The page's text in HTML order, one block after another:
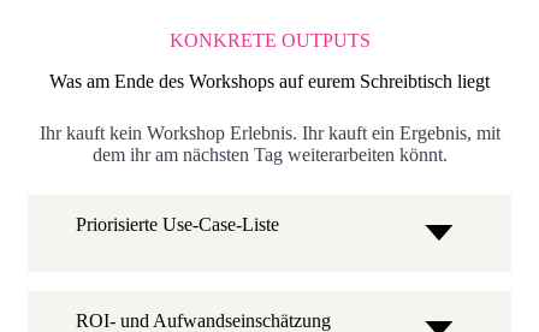
KONKRETE OUTPUTS
Was am Ende des Workshops auf eurem Schreibtisch liegt
Ihr kauft kein Workshop Erlebnis. Ihr kauft ein Ergebnis, mit
dem ihr am nächsten Tag weiterarbeiten könnt.
Priorisierte Use-Case-Liste
ROI- und Aufwandseinschätzung